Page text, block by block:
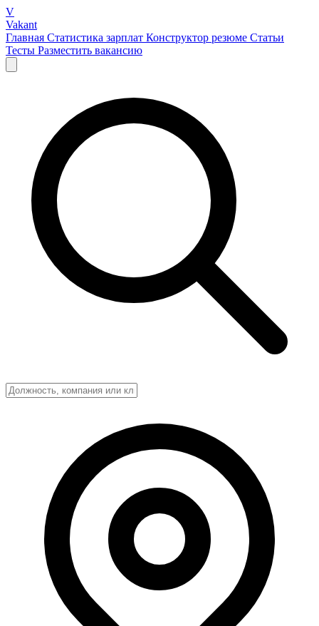
V
Vakant
Главная Статистика зарплат Конструктор резюме Статьи
Тесты Разместить вакансию